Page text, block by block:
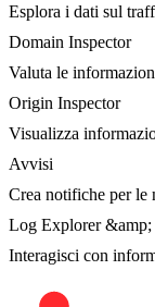
Esplora i dati sul
Domain Inspector
Valuta le
Origin Inspector
Visualizza
Avvisi
Crea notifiche per le
Log Explorer &amp;
Interagisci con